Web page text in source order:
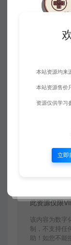
此资源仅限
该内容为数字
制，不支持任
助！如您不能
本站资源均来
本站资源售价
资源仅供学习
立即